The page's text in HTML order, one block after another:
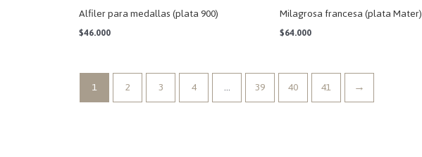
Alfiler para medallas (plata 900)
$46.000
Milagrosa francesa (plata Mater)
$64.000
1 2 3 4 … 39 40 41 →